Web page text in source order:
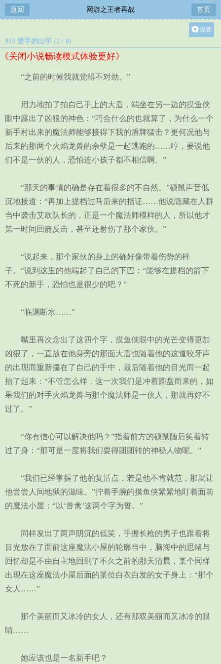
返回 网游之王者再战 首页
设置
915 烫手的山芋 (2 / 8)
《关闭小说畅读模式体验更好》
“之前的时候我就觉得不对劲。”
用力地拍了拍自己手上的大盾，端坐在另一边的摸鱼侠
眼中露出了凶狠的神色：“巧合什么的也就算了，为什么一个
新手村出来的魔法师能够接得下我的盾牌猛击？更何况他与
后来的那两个火焰龙兽的余孽是一起逃跑的……哼，要说他
们不是一伙的人，恐怕连小孩子都不相信啊。”
“那天的事情的确是存在着很多的不自然。”硕鼠声音低
沉地接道：“再加上提档过马后来的指证……他说隐藏在人群
当中袭击艾欧队长的，正是一个魔法师模样的人，所以他才
第一时间回箭反击，甚至还射伤了那个家伙。”
“说起来，那个家伙的身上的确好像带着伤势的样
子。“说到这里的他端起了自己的下巴：“能够在提档的箭下
不死的新手，恐怕也是很少的吧？”
“临渊断水……”
嘴里再次念出了这四个字，摸鱼侠眼中的光芒变得更加
凶狠了，一直放在他身旁的那面大盾也随着他的这道咬牙声
的出现而重新攥在了自己的手中，最后随着他的目光而一起
抬了起来：“不管怎么样，这一次我们是冲着圆盘而来的，如
果我们的对手火焰龙兽与那个魔法师是一伙人，那就再好不
过了。”
“你有信心可以解决他吗？”指着前方的硕鼠随后笑着转
过了身：“那可是一度将我们耍得团团转的神秘人物呢。”
“我们已经掌握了他的复活点，若是他不肯就范，那就让
他尝尝人间地狱的滋味。”拧着手腕的摸鱼侠紧紧地盯着面前
的魔法小屋：“以‘兽禽’这两个字为誓。”
同样发出了两声阴沉的低笑，手握长枪的男子也跟着将
目光放在了面前这座魔法小屋的轮廓当中，脑海中的思绪与
回忆却是不由自主地回到了不久之前的那天清晨，某个同样
出现在这座魔法小屋后面的某位白衣白发的女子身上：“那个
女人……”
那个美丽而又冰冷的女人，还有那双美丽而又冰冷的眼
睛……
她应该也是一名新手吧？